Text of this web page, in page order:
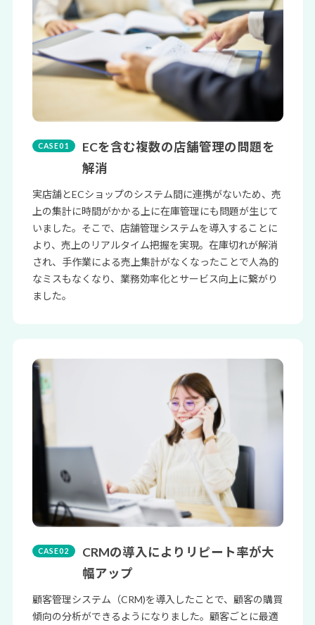
ECを含む複数の店舗管理の問題を
解消
実店舗とECショップのシステム間に連携がないため、売
上の集計に時間がかかる上に在庫管理にも問題が生じて
いました。そこで、店舗管理システムを導入することに
より、売上のリアルタイム把握を実現。在庫切れが解消
され、手作業による売上集計がなくなったことで人為的
なミスもなくなり、業務効率化とサービス向上に繋がり
ました。
CRMの導入によりリピート率が大
幅アップ
顧客管理システム（CRM)を導入したことで、顧客の購買
傾向の分析ができるようになりました。顧客ごとに最適